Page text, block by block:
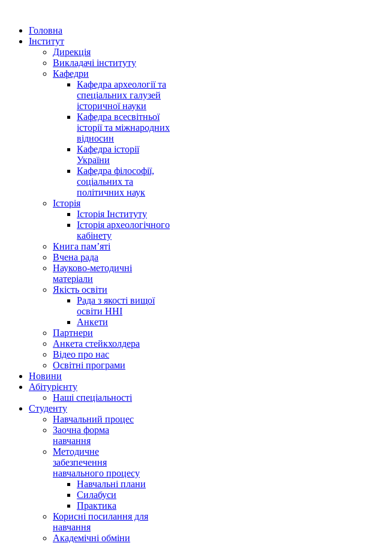
Головна
Інститут
Дирекція
Викладачі інституту
Кафедри
Кафедра археології та
спеціальних галузей
історичної науки
Кафедра всесвітньої
історії та міжнародних
відносин
Кафедра історії
України
Кафедра філософії,
соціальних та
політичних наук
Історія
Історія Інституту
Історія археологічного
кабінету
Книга памʼяті
Вчена рада
Науково-методичні
матеріали
Якість освіти
Рада з якості вищої
освіти ННІ
Анкети
Партнери
Анкета стейкхолдера
Відео про нас
Освітні програми
Hовини
Абітурієнту
Наші спеціальності
Студенту
Навчальний процес
Заочна форма
навчання
Методичне
забезпечення
навчального процесу
Навчальні плани
Силабуси
Практика
Корисні посилання для
навчання
Академічні обміни